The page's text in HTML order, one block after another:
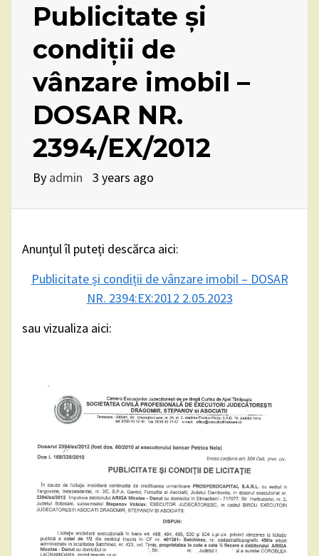
Publicitate și
condiții de
vânzare imobil –
DOSAR NR.
2394/EX/2012
By admin 3 years ago
Anunțul îl puteți descărca aici:
Publicitate și condiții de vânzare imobil – DOSAR
NR. 2394:EX:2012 2.05.2023
sau vizualiza aici: